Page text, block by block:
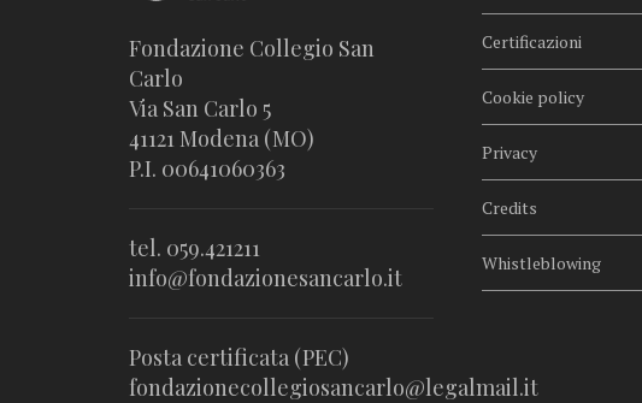
Fondazione Collegio San
Carlo
Via San Carlo 5
41121 Modena (MO)
P.I. 00641060363
tel. 059.421211
info@fondazionesancarlo.it
Posta certificata (PEC)
fondazionecollegiosancarlo@legalmail.it
Certificazioni
Cookie policy
Privacy
Credits
Whistleblowing